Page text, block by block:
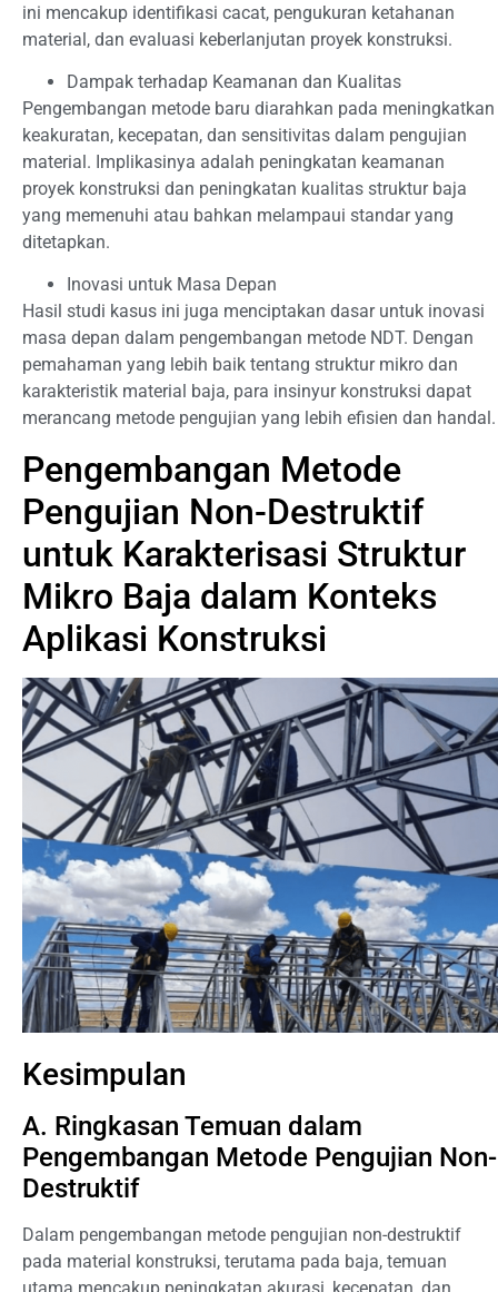
ini mencakup identifikasi cacat, pengukuran ketahanan
material, dan evaluasi keberlanjutan proyek konstruksi.
Dampak terhadap Keamanan dan Kualitas
Pengembangan metode baru diarahkan pada meningkatkan
keakuratan, kecepatan, dan sensitivitas dalam pengujian
material. Implikasinya adalah peningkatan keamanan
proyek konstruksi dan peningkatan kualitas struktur baja
yang memenuhi atau bahkan melampaui standar yang
ditetapkan.
Inovasi untuk Masa Depan
Hasil studi kasus ini juga menciptakan dasar untuk inovasi
masa depan dalam pengembangan metode NDT. Dengan
pemahaman yang lebih baik tentang struktur mikro dan
karakteristik material baja, para insinyur konstruksi dapat
merancang metode pengujian yang lebih efisien dan handal.
Pengembangan Metode
Pengujian Non-Destruktif
untuk Karakterisasi Struktur
Mikro Baja dalam Konteks
Aplikasi Konstruksi
Kesimpulan
A. Ringkasan Temuan dalam
Pengembangan Metode Pengujian Non-
Destruktif
Dalam pengembangan metode pengujian non-destruktif
pada material konstruksi, terutama pada baja, temuan